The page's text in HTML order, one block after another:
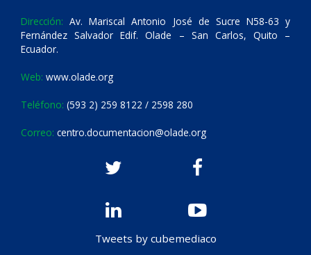
Dirección: Av. Mariscal Antonio José de Sucre N58-63 y
Fernández Salvador Edif. Olade – San Carlos, Quito –
Ecuador.
Web: www.olade.org
Teléfono: (593 2) 259 8122 / 2598 280
Correo: centro.documentacion@olade.org
Tweets by cubemediaco